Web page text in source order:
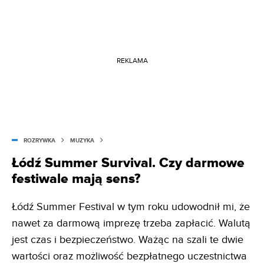
REKLAMA
ROZRYWKA MUZYKA
Łódź Summer Survival. Czy darmowe
festiwale mają sens?
Łódź Summer Festival w tym roku udowodnił mi, że
nawet za darmową imprezę trzeba zapłacić. Walutą
jest czas i bezpieczeństwo. Ważąc na szali te dwie
wartości oraz możliwość bezpłatnego uczestnictwa